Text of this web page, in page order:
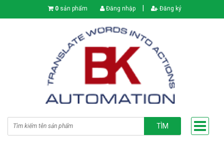
0 sản phẩm Đăng nhập Đăng ký
TÌM